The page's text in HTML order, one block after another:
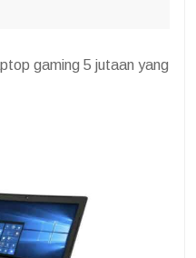
gaming 5 jutaan yang